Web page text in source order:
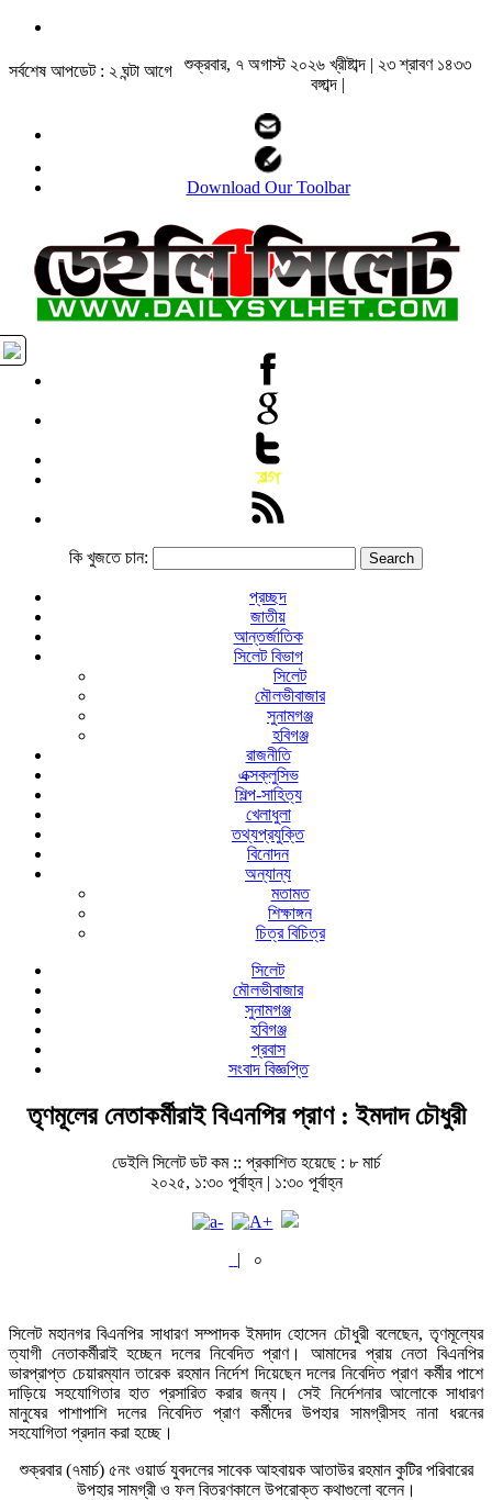
সর্বশেষ আপডেট : ২ ঘন্টা আগে
শুক্রবার, ৭ অগাস্ট ২০২৬ খ্রীষ্টাব্দ | ২৩ শ্রাবণ ১৪৩৩
বঙ্গাব্দ |
Download Our Toolbar
কি খুজতে চান:
প্রচ্ছদ
জাতীয়
আন্তর্জাতিক
সিলেট বিভাগ
সিলেট
মৌলভীবাজার
সুনামগঞ্জ
হবিগঞ্জ
রাজনীতি
এক্সক্লুসিভ
শিল্প-সাহিত্য
খেলাধুলা
তথ্যপ্রযুক্তি
বিনোদন
অন্যান্য
মতামত
শিক্ষাঙ্গন
চিত্র বিচিত্র
সিলেট
মৌলভীবাজার
সুনামগঞ্জ
হবিগঞ্জ
প্রবাস
সংবাদ বিজ্ঞপ্তি
তৃণমূলের নেতাকর্মীরাই বিএনপির প্রাণ : ইমদাদ চৌধুরী
ডেইলি সিলেট ডট কম :: প্রকাশিত হয়েছে : ৮ মার্চ
২০২৫, ১:৩০ পূর্বাহ্ন | ১:৩০ পূর্বাহ্ন
| ০
সিলেট মহানগর বিএনপির সাধারণ সম্পাদক ইমদাদ হোসেন চৌধুরী বলেছেন, তৃণমূল্যের
ত্যাগী নেতাকর্মীরাই হচ্ছেন দলের নিবেদিত প্রাণ। আমাদের প্রায় নেতা বিএনপির
ভারপ্রাপ্ত চেয়ারম্যান তারেক রহমান নির্দেশ দিয়েছেন দলের নিবেদিত প্রাণ কর্মীর পাশে
দাড়িয়ে সহযোগিতার হাত প্রসারিত করার জন্য। সেই নির্দেশনার আলোকে সাধারণ
মানুষের পাশাপাশি দলের নিবেদিত প্রাণ কর্মীদের উপহার সামগ্রীসহ নানা ধরনের
সহযোগিতা প্রদান করা হচ্ছে।
শুক্রবার (৭মার্চ) ৫নং ওয়ার্ড যুবদলের সাবেক আহবায়ক আতাউর রহমান কুটির পরিবারের
উপহার সামগ্রী ও ফল বিতরণকালে উপরোক্ত কথাগুলো বলেন।